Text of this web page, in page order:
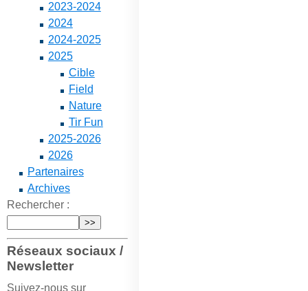
2023-2024
2024
2024-2025
2025
Cible
Field
Nature
Tir Fun
2025-2026
2026
Partenaires
Archives
Rechercher :
Réseaux sociaux /
Newsletter
Suivez-nous sur